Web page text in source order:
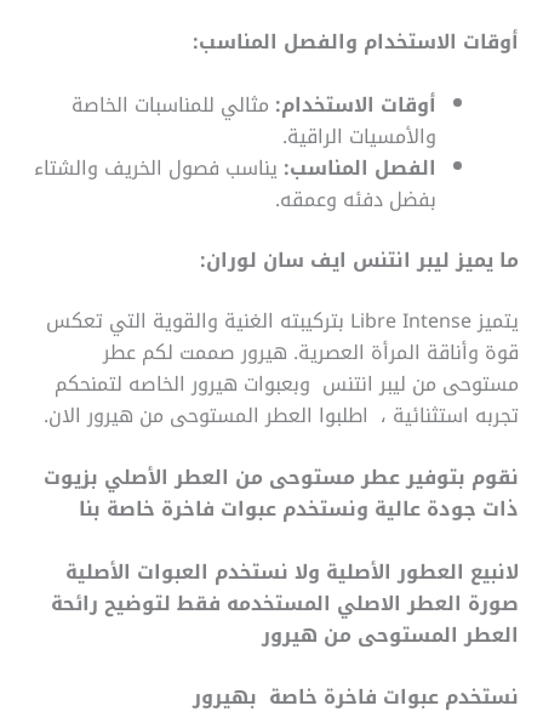
أوقات الاستخدام والفصل المناسب:
أوقات الاستخدام: مثالي للمناسبات الخاصة
والأمسيات الراقية.
الفصل المناسب: يناسب فصول الخريف والشتاء
بفضل دفئه وعمقه.
ما يميزليبر انتنس ايف سان لوران:
يتميز Libre Intense بتركيبته الغنية والقوية التي تعكس
قوة وأناقة المرأة العصرية. هيرور صممت لكم عطر
مستوحى من ليبر انتنس وبعبوات هيرور الخاصه لتمنحكم
تجربه استثنائية ، اطلبوا العطر المستوحى من هيرور الان.
نقوم بتوفير عطر مستوحى من العطر الأصلي بزيوت
ذات جودة عالية ونستخدم عبوات فاخرة خاصة بنا
لانبيع العطور الأصلية ولا نستخدم العبوات الأصلية
صورة العطر الاصلي المستخدمه فقط لتوضيح رائحة
العطر المستوحى من هيرور
نستخدم عبوات فاخرة خاصة بهيرور